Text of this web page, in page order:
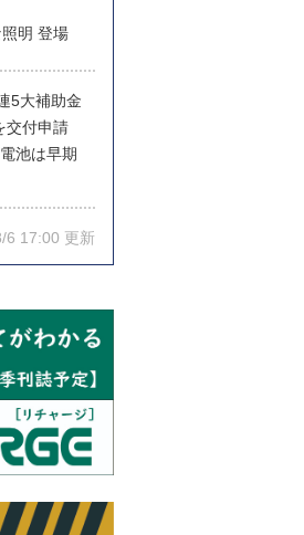
明 登場
5大補助金
交付申請
池は早期
6 17:00 更新